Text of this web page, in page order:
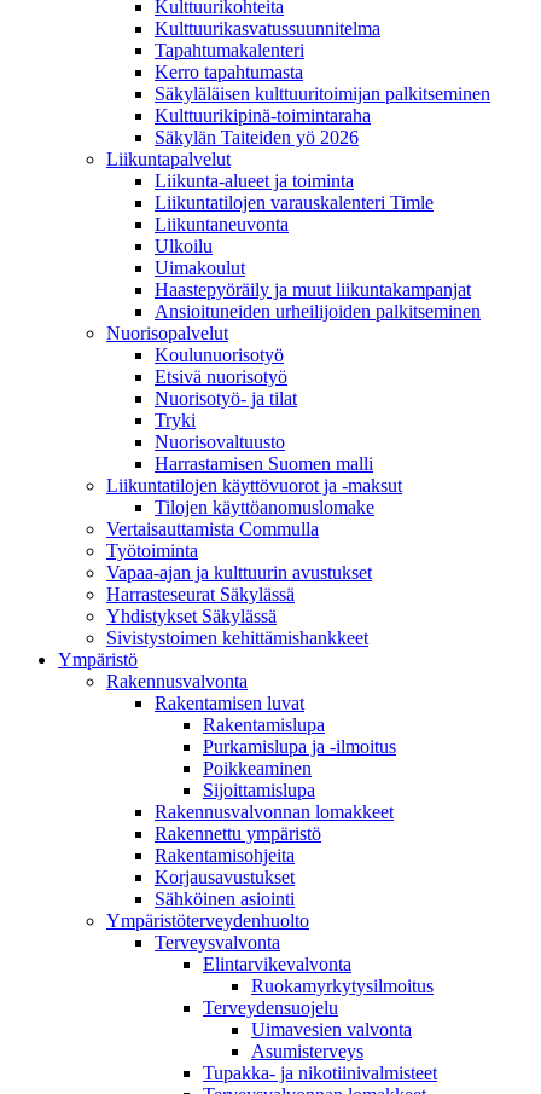
Kulttuurikohteita
Kulttuurikasvatussuunnitelma
Tapahtumakalenteri
Kerro tapahtumasta
Säkyläläisen kulttuuritoimijan palkitseminen
Kulttuurikipinä-toimintaraha
Säkylän Taiteiden yö 2026
Liikuntapalvelut
Liikunta-alueet ja toiminta
Liikuntatilojen varauskalenteri Timle
Liikuntaneuvonta
Ulkoilu
Uimakoulut
Haastepyöräily ja muut liikuntakampanjat
Ansioituneiden urheilijoiden palkitseminen
Nuorisopalvelut
Koulunuorisotyö
Etsivä nuorisotyö
Nuorisotyö- ja tilat
Tryki
Nuorisovaltuusto
Harrastamisen Suomen malli
Liikuntatilojen käyttövuorot ja -maksut
Tilojen käyttöanomuslomake
Vertaisauttamista Commulla
Työtoiminta
Vapaa-ajan ja kulttuurin avustukset
Harrasteseurat Säkylässä
Yhdistykset Säkylässä
Sivistystoimen kehittämishankkeet
Ympä­ristö
Rakennusvalvonta
Rakentamisen luvat
Rakentamislupa
Purkamislupa ja -ilmoitus
Poikkeaminen
Sijoittamislupa
Rakennusvalvonnan lomakkeet
Rakennettu ympäristö
Rakentamisohjeita
Korjausavustukset
Sähköinen asiointi
Ympäristöterveydenhuolto
Terveysvalvonta
Elintarvikevalvonta
Ruokamyrkytysilmoitus
Terveydensuojelu
Uimavesien valvonta
Asumisterveys
Tupakka- ja nikotiinivalmisteet